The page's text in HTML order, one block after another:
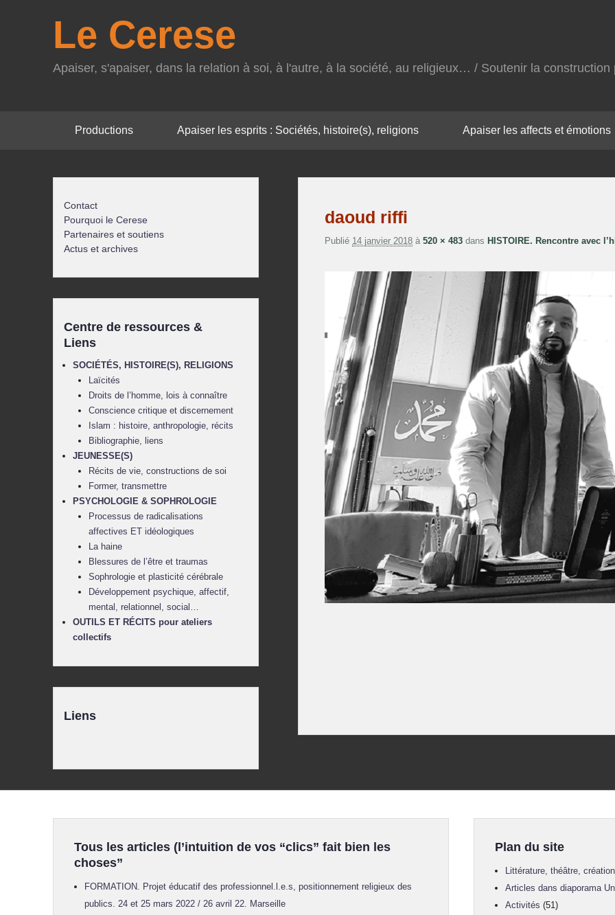
Le Cerese
Apaiser, s'apaiser, dans la relation à soi, à l'autre, à la société, au religieux… / Soutenir la
Productions Apaiser les esprits : Sociétés, histoire(s), religions Apaiser les affects et émotions
daoud riffi
Publié 14 janvier 2018 à 520 × 483 dans HISTOIRE. Rencontre avec
Contact
Pourquoi le Cerese
Partenaires et soutiens
Actus et archives
Centre de ressources &
Liens
SOCIÉTÉS, HISTOIRE(S), RELIGIONS
Laïcités
Droits de l’homme, lois à connaître
Conscience critique et discernement
Islam : histoire, anthropologie, récits
Bibliographie, liens
JEUNESSE(S)
Récits de vie, constructions de soi
Former, transmettre
PSYCHOLOGIE & SOPHROLOGIE
Processus de radicalisations
affectives ET idéologiques
La haine
Blessures de l’être et traumas
Sophrologie et plasticité cérébrale
Développement psychique, affectif,
mental, relationnel, social…
OUTILS ET RÉCITS pour ateliers
collectifs
Liens
Tous les articles (l’intuition de vos “clics” fait bien les
choses”
FORMATION. Projet éducatif des professionnel.l.e.s, positionnement religieux des
publics. 24 et 25 mars 2022 / 26 avril 22. Marseille
Plan du site
Littérature, théâtre,
Articles dans diaporama
Activités (51)